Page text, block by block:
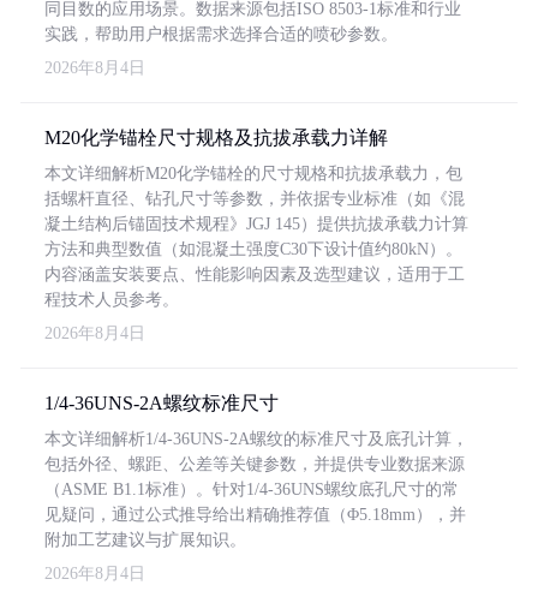
同目数的应用场景。数据来源包括ISO 8503-1标准和行业
实践，帮助用户根据需求选择合适的喷砂参数。
2026年8月4日
M20化学锚栓尺寸规格及抗拔承载力详解
本文详细解析M20化学锚栓的尺寸规格和抗拔承载力，包
括螺杆直径、钻孔尺寸等参数，并依据专业标准（如《混
凝土结构后锚固技术规程》JGJ 145）提供抗拔承载力计算
方法和典型数值（如混凝土强度C30下设计值约80kN）。
内容涵盖安装要点、性能影响因素及选型建议，适用于工
程技术人员参考。
2026年8月4日
1/4-36UNS-2A螺纹标准尺寸
本文详细解析1/4-36UNS-2A螺纹的标准尺寸及底孔计算，
包括外径、螺距、公差等关键参数，并提供专业数据来源
（ASME B1.1标准）。针对1/4-36UNS螺纹底孔尺寸的常
见疑问，通过公式推导给出精确推荐值（Φ5.18mm），并
附加工艺建议与扩展知识。
2026年8月4日